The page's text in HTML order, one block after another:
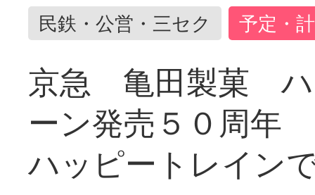
民鉄・公営・三セク 予定・
京急 亀田製菓 ハ
ーン発売５０周年
ハッピートレイン